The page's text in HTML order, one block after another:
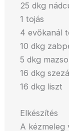
25 dkg
1 tojás
4 evőkanál
10 dkg
5 dkg
16 dkg
16 dkg liszt
Elkészítés
A kézmeleg